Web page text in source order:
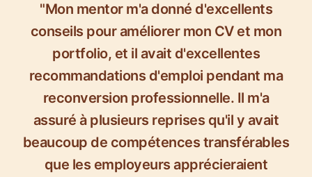
"Mon mentor m'a donné d'excellents
conseils pour améliorer mon CV et mon
portfolio, et il avait d'excellentes
recommandations d'emploi pendant ma
reconversion professionnelle. Il m'a
assuré à plusieurs reprises qu'il y avait
beaucoup de compétences transférables
que les employeurs apprécieraient